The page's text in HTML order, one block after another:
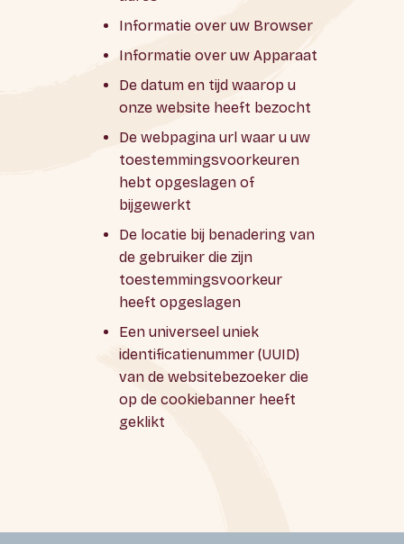
Informatie over uw Browser
Informatie over uw Apparaat
De datum en tijd waarop u
onze website heeft bezocht
De webpagina url waar u uw
toestemmingsvoorkeuren
hebt opgeslagen of
bijgewerkt
De locatie bij benadering van
de gebruiker die zijn
toestemmingsvoorkeur
heeft opgeslagen
Een universeel uniek
identificatienummer (UUID)
van de websitebezoeker die
op de cookiebanner heeft
geklikt